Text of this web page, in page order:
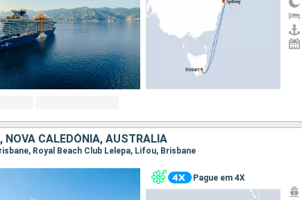
NOVA CALEDÓNIA, AUSTRALIA
Royal Beach Club Lelepa, Lifou, Brisbane
Pague em 4X